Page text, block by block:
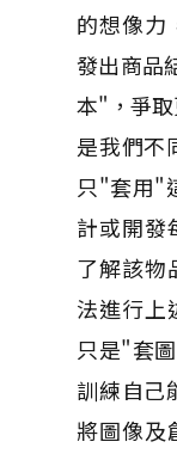
的想像力
發出商品
本"，爭
是我們不
只"套用"
計或開發
了解該物
法進行上
只是"套
訓練自己
將圖像及